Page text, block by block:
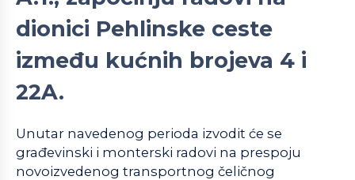
dionici Pehlinske ceste
između kućnih brojeva 4 i
22A.
Unutar navedenog perioda izvodit će se
građevinski i monterski radovi na prespoju
novoizvedenog transportnog čeličnog